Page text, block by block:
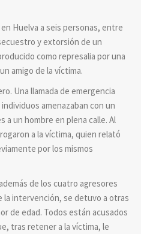
Huelva a seis personas, entre
y extorsión de un
como represalia por una
amigo de la víctima.
Una llamada de emergencia
amenazaban con un
a un hombre en plena calle. Al
a la víctima, quien relató
por los mismos
de los cuatro agresores
intervención, se detuvo a otras
de edad. Todos están acusados
tras retener a la víctima, le